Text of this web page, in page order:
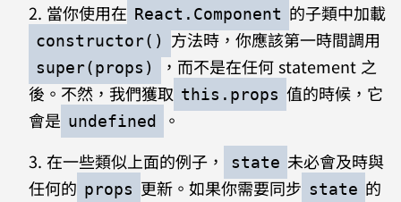
當你使用在 React.Component 的子類中加載
constructor() 方法時，你應該第一時間調用
super(props)
，而不是在任何 statement 之
後。不然，我們獲取 this.props 值的時候，它
會是 undefined
。
在一些類似上面的例子，
state 未必會及時與
任何的 props 更新。如果你需要同步 state 的